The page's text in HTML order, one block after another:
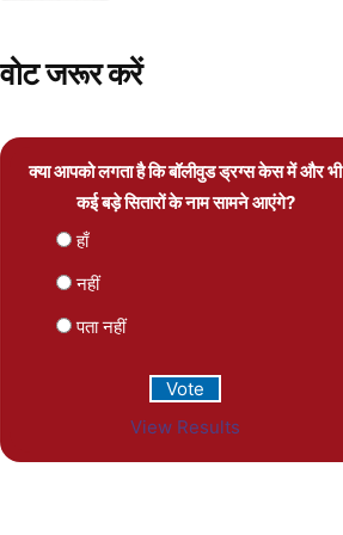
वोट जरूर करें
क्या आपको लगता है कि बॉलीवुड ड्रग्स केस में और भी
कई बड़े सितारों के नाम सामने आएंगे?
हाँ
नहीं
पता नहीं
View Results